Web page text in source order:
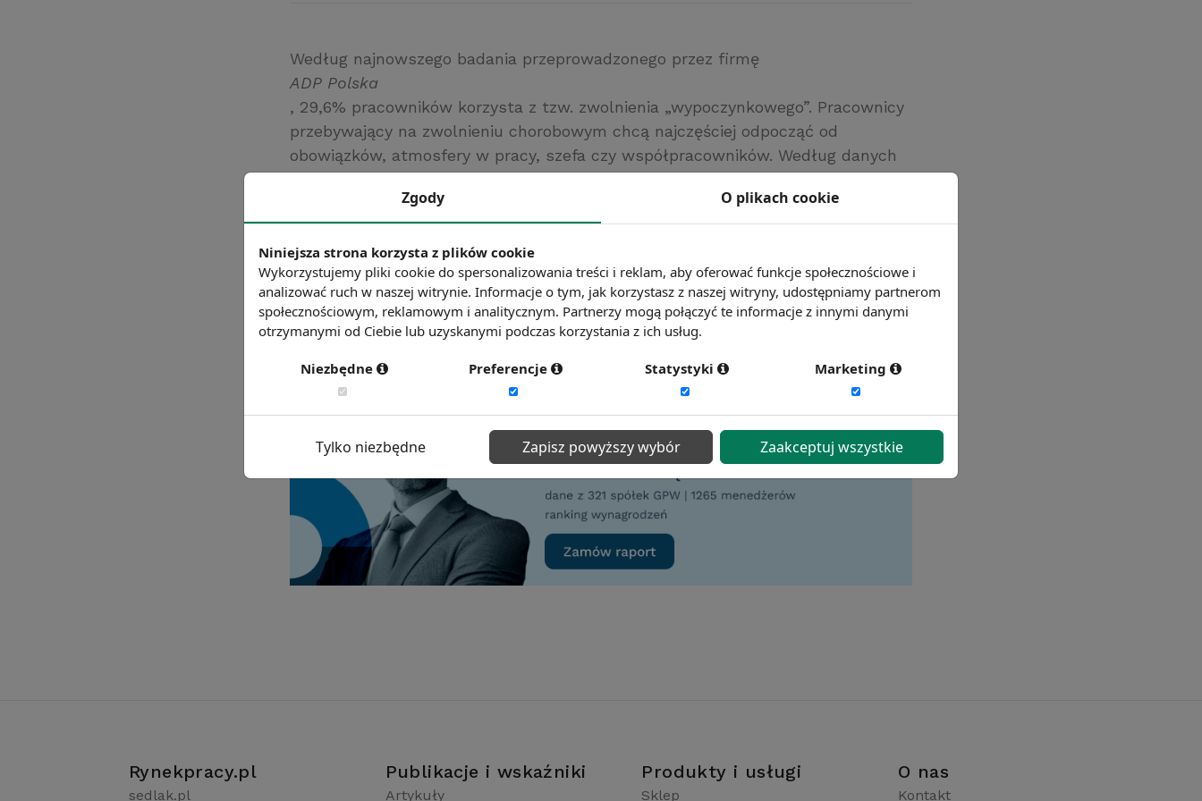
Według najnowszego badania przeprowadzonego przez firmę
ADP Polska
, 29,6% pracowników korzysta z tzw. zwolnienia „wypoczynkowego”. Pracownicy
przebywający na zwolnieniu chorobowym chcą najczęściej odpocząć od
obowiązków, atmosfery w pracy, szefa czy współpracowników. Według danych
ponad połowa osób czuje się zagrożona w swoim miejscu pracy, 50%
pracowników odczuwa dyskomfort psychiczny, a około 13% co najmniej raz w
tygodniu myśli o zmianie pracy na inną.
Źródło: https://msp.money.pl/
Chcesz wiedzieć więcej? Zobacz więcej wiadomości
Rynekpracy.pl
sedlak.pl
Publikacje i wskaźniki
Artykuły
Produkty i usługi
Sklep
O nas
Kontakt
Zgody O plikach cookie
Niniejsza strona korzysta z plików cookie
Wykorzystujemy pliki cookie do spersonalizowania treści i reklam, aby oferować funkcje społecznościowe i
analizować ruch w naszej witrynie. Informacje o tym, jak korzystasz z naszej witryny, udostępniamy partnerom
społecznościowym, reklamowym i analitycznym. Partnerzy mogą połączyć te informacje z innymi danymi
otrzymanymi od Ciebie lub uzyskanymi podczas korzystania z ich usług.
Niezbędne Preferencje Statystyki Marketing
Tylko niezbędne Zapisz powyższy wybór Zaakceptuj wszystkie